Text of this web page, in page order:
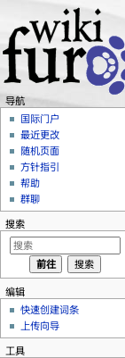
导航
国际门户
最近更改
随机页面
方针指引
帮助
群聊
搜索
编辑
快速创建词条
上传向导
工具